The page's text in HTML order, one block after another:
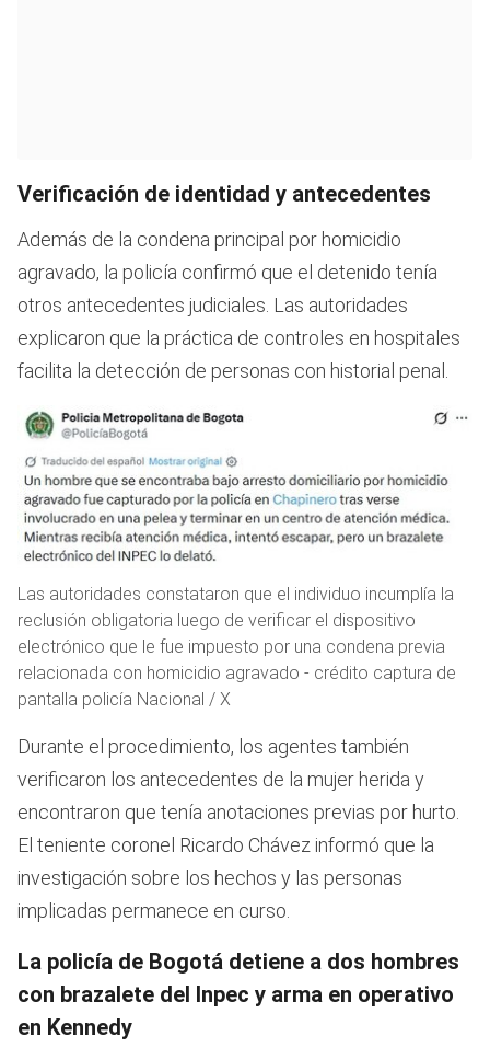
Verificación de identidad y antecedentes
Además de la condena principal por homicidio
agravado, la policía confirmó que el detenido tenía
otros antecedentes judiciales. Las autoridades
explicaron que la práctica de controles en hospitales
facilita la detección de personas con historial penal.
Las autoridades constataron que el individuo incumplía la
reclusión obligatoria luego de verificar el dispositivo
electrónico que le fue impuesto por una condena previa
relacionada con homicidio agravado - crédito captura de
pantalla policía Nacional / X
Durante el procedimiento, los agentes también
verificaron los antecedentes de la mujer herida y
encontraron que tenía anotaciones previas por hurto.
El teniente coronel Ricardo Chávez informó que la
investigación sobre los hechos y las personas
implicadas permanece en curso.
La policía de Bogotá detiene a dos hombres
con brazalete del Inpec y arma en operativo
en Kennedy